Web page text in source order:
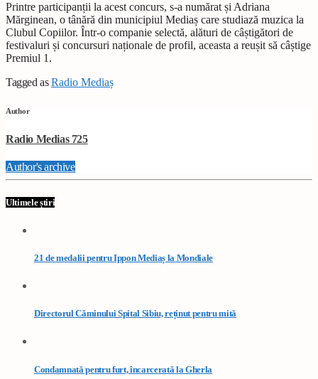
Printre participanții la acest concurs, s-a numărat și Adriana
Mărginean, o tânără din municipiul Mediaș care studiază muzica la
Clubul Copiilor. Într-o companie selectă, alături de câștigători de
festivaluri și concursuri naționale de profil, aceasta a reușit să câștige
Premiul 1.
Tagged asRadio Mediaș
Author
Radio Medias 725
Author's archive
Ultimele știri
21 de medalii pentru Ippon Mediaș la Mondiale
Directorul Căminului Spital Sibiu, reținut pentru mită
Condamnată pentru furt, încarcerată la Gherla